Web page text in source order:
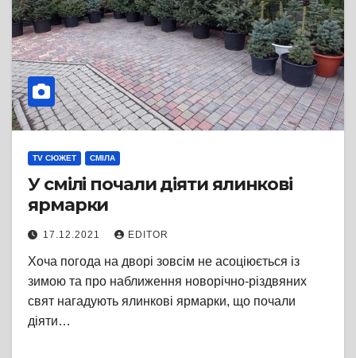
TV СЮЖЕТ СМІЛА
У смілі почали діяти ялинкові
ярмарки
17.12.2021 EDITOR
Хоча погода на дворі зовсім не асоціюється із
зимою та про наближення новорічно-різдвяних
свят нагадують ялинкові ярмарки, що почали
діяти…